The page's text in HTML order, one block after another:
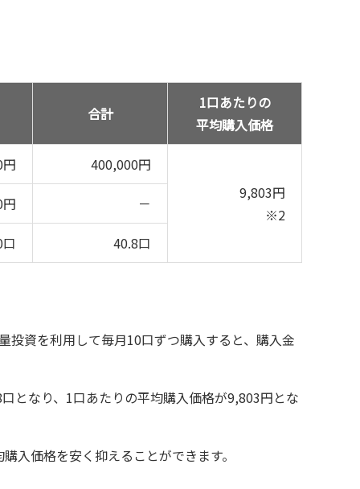
合計
1口あたりの
平均購入価格
400,000円
9,803円
※2
－
40.8口
資を利用して毎月10口ずつ購入すると、購入金
となり、1口あたりの平均購入価格が9,803円とな
入価格を安く抑えることができます。